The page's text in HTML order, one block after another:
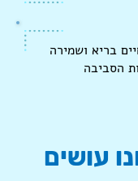
בריא ושמירה
הסביבה
עושים